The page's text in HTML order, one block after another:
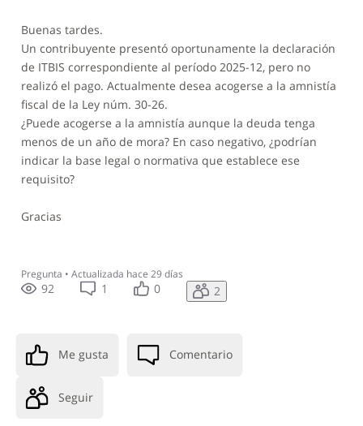
Buenas tardes.
Un contribuyente presentó oportunamente la declaración
de ITBIS correspondiente al período 2025-12, pero no
realizó el pago. Actualmente desea acogerse a la amnistía
fiscal de la Ley núm. 30-26.
¿Puede acogerse a la amnistía aunque la deuda tenga
menos de un año de mora? En caso negativo, ¿podrían
indicar la base legal o normativa que establece ese
requisito?
Gracias
Pregunta • Actualizada hace 29 días
92 1 0 2
Me gusta Comentario
Seguir